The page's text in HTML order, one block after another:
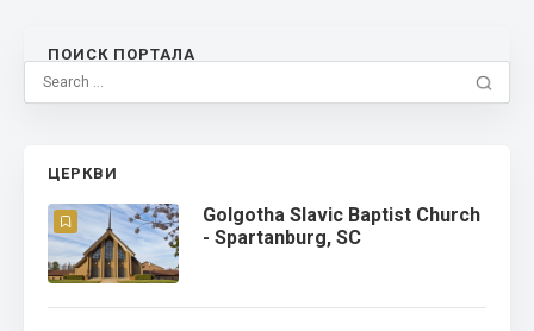
ПОИСК ПОРТАЛА
ЦЕРКВИ
Golgotha Slavic Baptist Church
- Spartanburg, SC